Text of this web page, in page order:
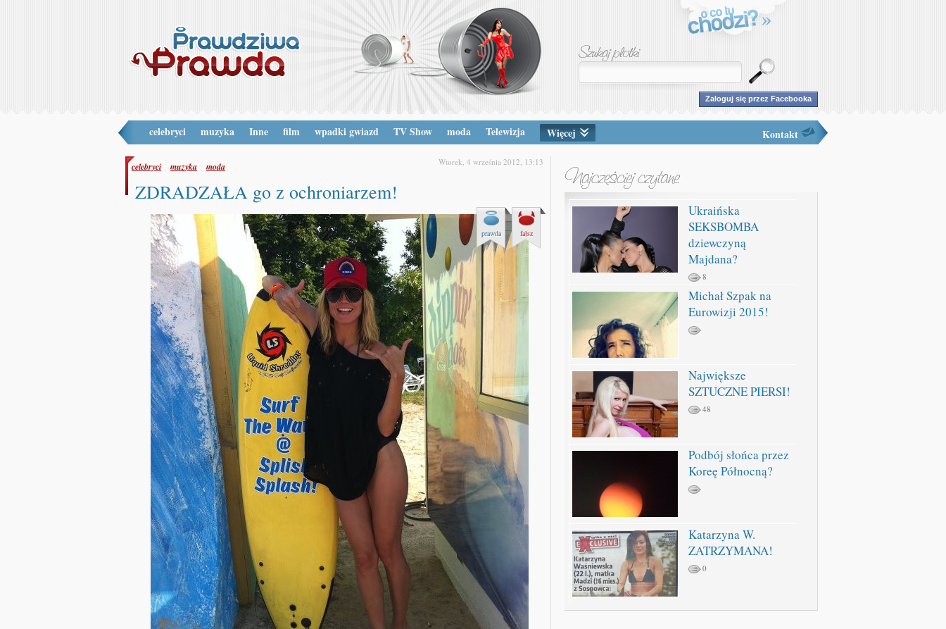
Zaloguj się przez Facebooka
celebryci muzyka Inne film wpadki gwiazd TV Show moda Telewizja Więcej Kontakt
celebryci muzyka moda Wtorek, 4 września 2012, 13:13
ZDRADZAŁA go z ochroniarzem!
prawda fałsz
Ukraińska
SEKSBOMBA
dziewczyną
Majdana?
8
Michał Szpak na
Eurowizji 2015!
Największe
SZTUCZNE PIERSI!
48
Podbój słońca przez
Koreę Północną?
Katarzyna W.
ZATRZYMANA!
0